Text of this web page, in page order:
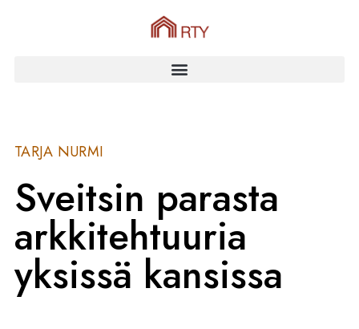
TARJA NURMI
Sveitsin parasta
arkkitehtuuria
yksissä kansissa